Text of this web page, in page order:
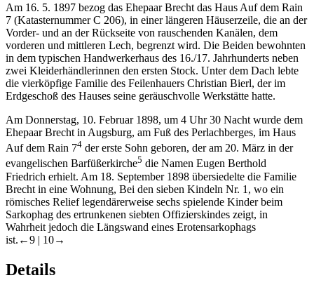
Am 16. 5. 1897 bezog das Ehepaar Brecht das Haus Auf dem Rain
7 (Katasternummer C 206), in einer längeren Häuserzeile, die an der
Vorder- und an der Rückseite von rauschenden Kanälen, dem
vorderen und mittleren Lech, begrenzt wird. Die Beiden bewohnten
in dem typischen Handwerkerhaus des 16./17. Jahrhunderts neben
zwei Kleiderhändlerinnen den ersten Stock. Unter dem Dach lebte
die vierköpfige Familie des Feilenhauers Christian Bierl, der im
Erdgeschoß des Hauses seine geräuschvolle Werkstätte hatte.
Am Donnerstag, 10. Februar 1898, um 4 Uhr 30 Nacht wurde dem
Ehepaar Brecht in Augsburg, am Fuß des Perlachberges, im Haus
Auf dem Rain 74 der erste Sohn geboren, der am 20. März in der
evangelischen Barfüßerkirche5 die Namen Eugen Berthold
Friedrich erhielt. Am 18. September 1898 übersiedelte die Familie
Brecht in eine Wohnung, Bei den sieben Kindeln Nr. 1, wo ein
römisches Relief legendärerweise sechs spielende Kinder beim
Sarkophag des ertrunkenen siebten Offizierskindes zeigt, in
Wahrheit jedoch die Längswand eines Erotensarkophags
ist. ←9 | 10→
Details